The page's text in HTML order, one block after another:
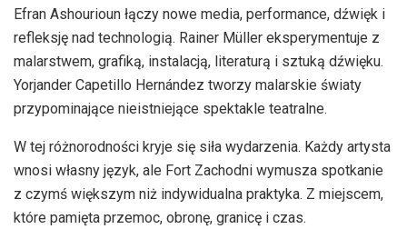
Efran Ashourioun łączy nowe media, performance, dźwięk i
refleksję nad technologią. Rainer Müller eksperymentuje z
malarstwem, grafiką, instalacją, literaturą i sztuką dźwięku.
Yorjander Capetillo Hernández tworzy malarskie światy
przypominające nieistniejące spektakle teatralne.
W tej różnorodności kryje się siła wydarzenia. Każdy artysta
wnosi własny język, ale Fort Zachodni wymusza spotkanie
z czymś większym niż indywidualna praktyka. Z miejscem,
które pamięta przemoc, obronę, granicę i czas.